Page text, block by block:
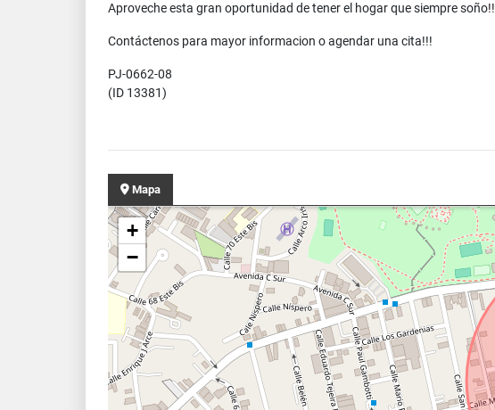
Aproveche esta gran oportunidad de tener el hogar que siempre soño!!
Contáctenos para mayor informacion o agendar una cita!!!
PJ-0662-08
(ID 13381)
Mapa
+
−